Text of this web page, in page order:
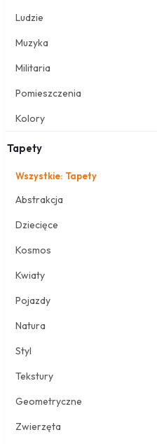
Ludzie
Muzyka
Militaria
Pomieszczenia
Kolory
Tapety
Wszystkie: Tapety
Abstrakcja
Dziecięce
Kosmos
Kwiaty
Pojazdy
Natura
Styl
Tekstury
Geometryczne
Zwierzęta